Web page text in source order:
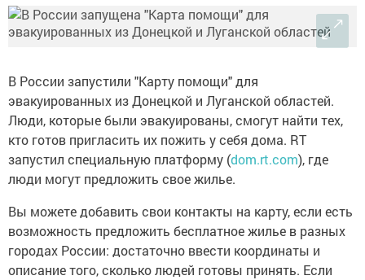
В России запустили "Карту помощи" для
эвакуированных из Донецкой и Луганской областей.
Люди, которые были эвакуированы, смогут найти тех,
кто готов пригласить их пожить у себя дома. RT
запустил специальную платформу (dom.rt.com), где
люди могут предложить свое жилье.
Вы можете добавить свои контакты на карту, если есть
возможность предложить бесплатное жилье в разных
городах России: достаточно ввести координаты и
описание того, сколько людей готовы принять. Если